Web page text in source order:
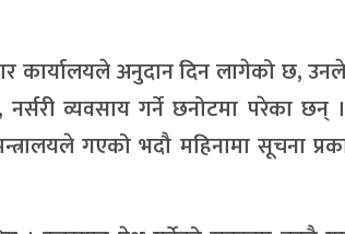
कार्यालयले अनुदान दिन लागेको छ,
व्यवसाय गर्ने छनोटमा परेका छन्
गएको भदौ महिनामा सूचना